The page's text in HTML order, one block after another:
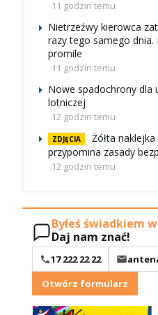
11 godzin temu
Nietrzeźwy kierowca
razy tego samego dnia.
promile
11 godzin temu
Nowe spadochrony dla
lotniczej
12 godzin temu
ZDJĘCIA
Żółta
przypomina zasady
12 godzin temu
Byłeś świadkiem
Daj nam znać!
17 222 22 22
Otwórz formularz